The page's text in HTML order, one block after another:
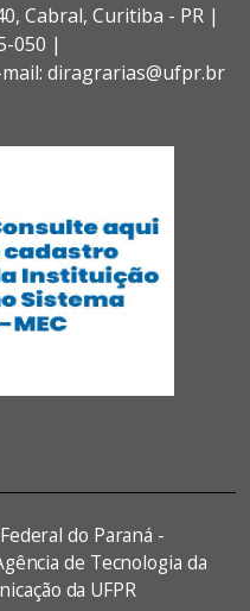
Cabral, Curitiba - PR |
050 |
diragrarias@ufpr.br
do Paraná -
de Tecnologia da
da UFPR